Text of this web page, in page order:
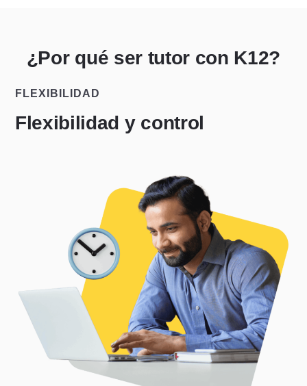
¿Por qué ser tutor con K12?
FLEXIBILIDAD
Flexibilidad y control